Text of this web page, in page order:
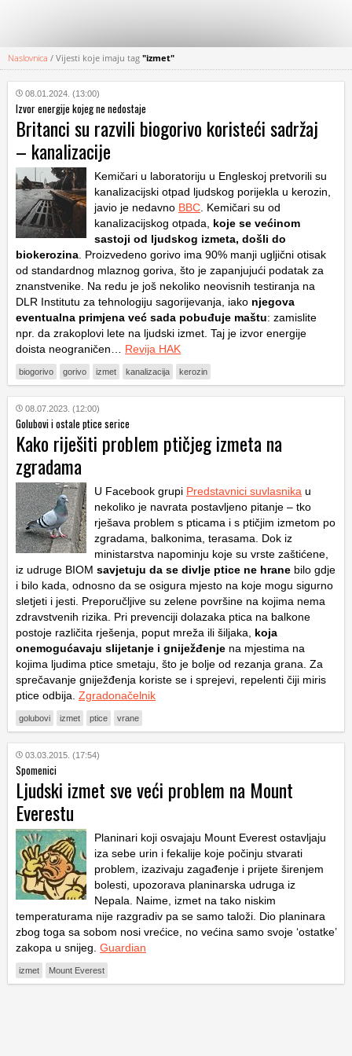
KATEGORIJE
HRVATSKI
WEB
Naslovnica / Vijesti koje imaju tag "izmet"
08.01.2024. (13:00)
Izvor energije kojeg ne nedostaje
Britanci su razvili biogorivo koristeći sadržaj
– kanalizacije
Kemičari u laboratoriju u Engleskoj pretvorili su
kanalizacijski otpad ljudskog porijekla u kerozin,
javio je nedavno BBC . Kemičari su od
kanalizacijskog otpada, koje se većinom
sastoji od ljudskog izmeta, došli do
biokerozina . Proizvedeno gorivo ima 90% manji ugljični otisak
od standardnog mlaznog goriva, što je zapanjujući podatak za
znanstvenike. Na redu je još nekoliko neovisnih testiranja na
DLR Institutu za tehnologiju sagorijevanja, iako njegova
eventualna primjena već sada pobuđuje maštu: zamislite
npr. da zrakoplovi lete na ljudski izmet. Taj je izvor energije
doista neograničen… Revija HAK
biogorivo gorivo izmet kanalizacija kerozin
08.07.2023. (12:00)
Golubovi i ostale ptice serice
Kako riješiti problem ptičjeg izmeta na
zgradama
U Facebook grupi Predstavnici suvlasnika u
nekoliko je navrata postavljeno pitanje – tko
rješava problem s pticama i s ptičjim izmetom po
zgradama, balkonima, terasama. Dok iz
ministarstva napominju koje su vrste zaštićene,
iz udruge BIOM savjetuju da se divlje ptice ne hrane bilo gdje
i bilo kada, odnosno da se osigura mjesto na koje mogu sigurno
sletjeti i jesti. Preporučljive su zelene površine na kojima nema
zdravstvenih rizika. Pri prevenciji dolazaka ptica na balkone
postoje različita rješenja, poput mreža ili šiljaka, koja
onemogućavaju slijetanje i gniježđenje na mjestima na
kojima ljudima ptice smetaju, što je bolje od rezanja grana. Za
sprečavanje gniježđenja koriste se i sprejevi, repelenti čiji miris
ptice odbija. Zgradonačelnik
golubovi izmet ptice vrane
03.03.2015. (17:54)
Spomenici
Ljudski izmet sve veći problem na Mount
Everestu
Planinari koji osvajaju Mount Everest ostavljaju
iza sebe urin i fekalije koje počinju stvarati
problem, izazivaju zagađenje i prijete širenjem
bolesti, upozorava planinarska udruga iz
Nepala. Naime, izmet na tako niskim
temperaturama nije razgradiv pa se samo taloži. Dio planinara
zbog toga sa sobom nosi vrećice, no većina samo svoje ‘ostatke’
zakopa u snijeg. Guardian
izmet Mount Everest